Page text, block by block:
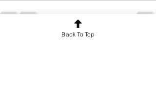
Back To Top